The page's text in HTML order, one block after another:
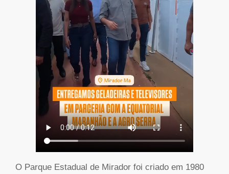
O Parque Estadual de Mirador foi criado em 1980